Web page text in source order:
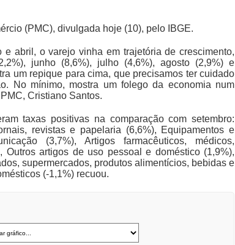
(PMC), divulgada hoje (10), pelo IBGE.
abril, o varejo vinha em trajetória de crescimento,
junho (8,6%), julho (4,6%), agosto (2,9%) e
um repique para cima, que precisamos ter cuidado
No mínimo, mostra um folego da economia num
Cristiano Santos.
taxas positivas na comparação com setembro:
revistas e papelaria (6,6%), Equipamentos e
(3,7%), Artigos farmacêuticos, médicos,
Outros artigos de uso pessoal e doméstico (1,9%),
supermercados, produtos alimentícios, bebidas e
(-1,1%) recuou.